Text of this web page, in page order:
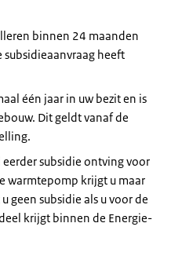
binnen 24 maanden
subsidieaanvraag heeft
één jaar in uw bezit en is
Dit geldt vanaf de
eerder subsidie ontving voor
warmtepomp krijgt u maar
geen subsidie als u voor de
krijgt binnen de Energie-